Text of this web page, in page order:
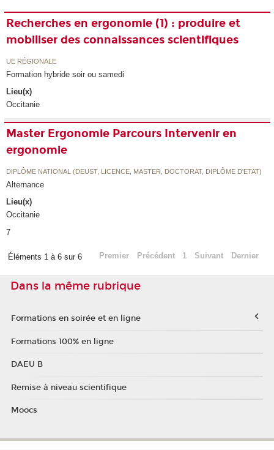
Recherches en ergonomie (1) : produire et
mobiliser des connaissances scientifiques
UE RÉGIONALE
Formation hybride soir ou samedi
Lieu(x)
Occitanie
Master Ergonomie Parcours Intervenir en
ergonomie
DIPLÔME NATIONAL (DEUST, LICENCE, MASTER, DOCTORAT, DIPLÔME D'ETAT)
Alternance
Lieu(x)
Occitanie
7
Éléments 1 à 6 sur 6 Premier Précédent 1 Suivant Dernier
Dans la même rubrique
Formations en soirée et en ligne
Formations 100% en ligne
DAEU B
Remise à niveau scientifique
Moocs